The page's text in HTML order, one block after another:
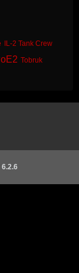
IL-2 Tank Crew
Tobruk